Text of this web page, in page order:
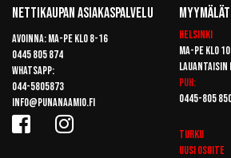
Nettikaupan Asiakaspalvelu
Avoinna: Ma-pe klo 8-16
0445 805 874
Whatsapp:
044-5805873
info@punanaamio.fi
Myymälät
Helsinki
Ma-pe klo
Lauantaisin
Puh:
0445-805
Turku
Uusi osoite